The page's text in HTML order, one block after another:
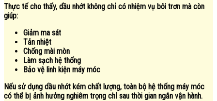
Thực tế cho thấy, dầu nhớt không chỉ có nhiệm vụ bôi trơn mà còn
giúp:
Giảm ma sát
Tản nhiệt
Chống mài mòn
Làm sạch hệ thống
Bảo vệ linh kiện máy móc
Nếu sử dụng dầu nhớt kém chất lượng, toàn bộ hệ thống máy móc
có thể bị ảnh hưởng nghiêm trọng chỉ sau thời gian ngắn vận hành.